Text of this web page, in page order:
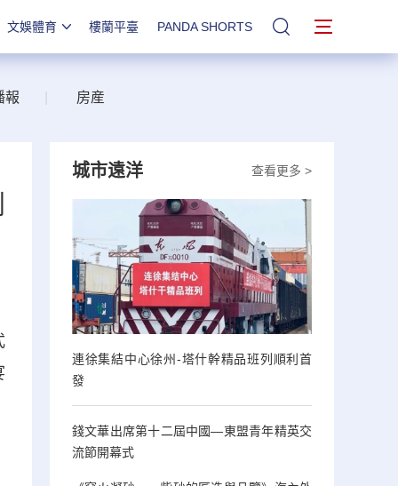
文娛體育 樓蘭平臺 PANDA SHORTS 站內搜索
報 房産
查看更多 >
城市遠洋
連徐集結中心徐州-塔什幹精品班列順利首
發
錢文華出席第十二屆中國—東盟青年精英交
流節開幕式